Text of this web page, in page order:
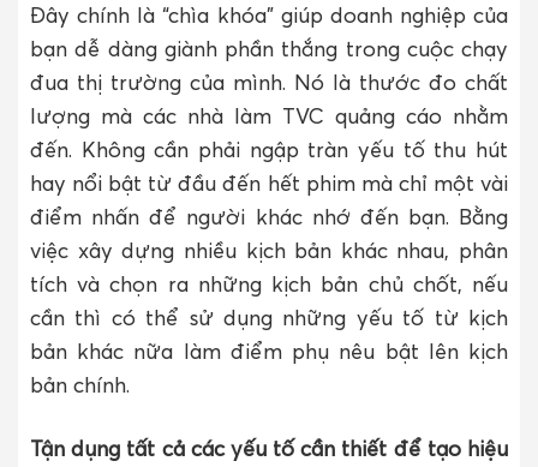
Đây chính là “chìa khóa” giúp doanh nghiệp của
bạn dễ dàng giành phần thắng trong cuộc chạy
đua thị trường của mình. Nó là thước đo chất
lượng mà các nhà làm TVC quảng cáo nhằm
đến. Không cần phải ngập tràn yếu tố thu hút
hay nổi bật từ đầu đến hết phim mà chỉ một vài
điểm nhấn để người khác nhớ đến bạn. Bằng
việc xây dựng nhiều kịch bản khác nhau, phân
tích và chọn ra những kịch bản chủ chốt, nếu
cần thì có thể sử dụng những yếu tố từ kịch
bản khác nữa làm điểm phụ nêu bật lên kịch
bản chính.
Tận dụng tất cả các yếu tố cần thiết để tạo hiệu